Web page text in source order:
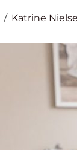
Katrine